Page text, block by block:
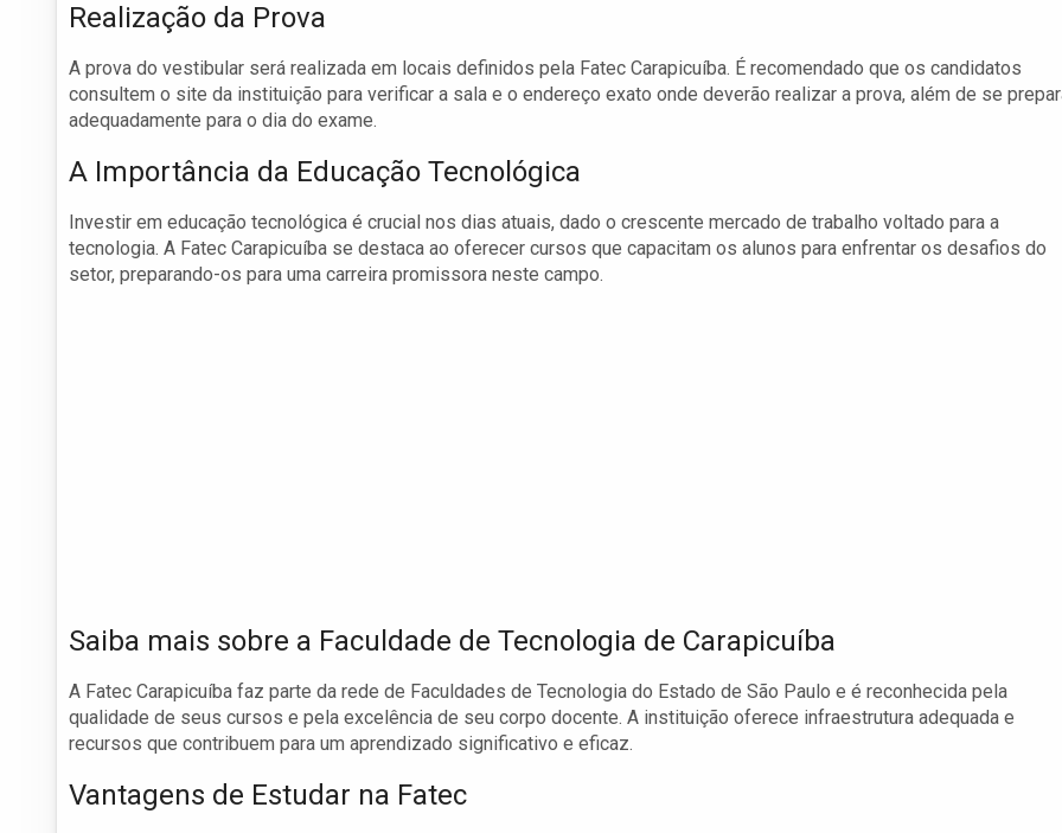
Realização da Prova
A prova do vestibular será realizada em locais definidos pela Fatec Carapicuíba. É recomendado que os candidatos
consultem o site da instituição para verificar a sala e o endereço exato onde deverão realizar a prova, além de se
adequadamente para o dia do exame.
A Importância da Educação Tecnológica
Investir em educação tecnológica é crucial nos dias atuais, dado o crescente mercado de trabalho voltado para a
tecnologia. A Fatec Carapicuíba se destaca ao oferecer cursos que capacitam os alunos para enfrentar os desafios do
setor, preparando-os para uma carreira promissora neste campo.
Saiba mais sobre a Faculdade de Tecnologia de Carapicuíba
A Fatec Carapicuíba faz parte da rede de Faculdades de Tecnologia do Estado de São Paulo e é reconhecida pela
qualidade de seus cursos e pela excelência de seu corpo docente. A instituição oferece infraestrutura adequada e
recursos que contribuem para um aprendizado significativo e eficaz.
Vantagens de Estudar na Fatec